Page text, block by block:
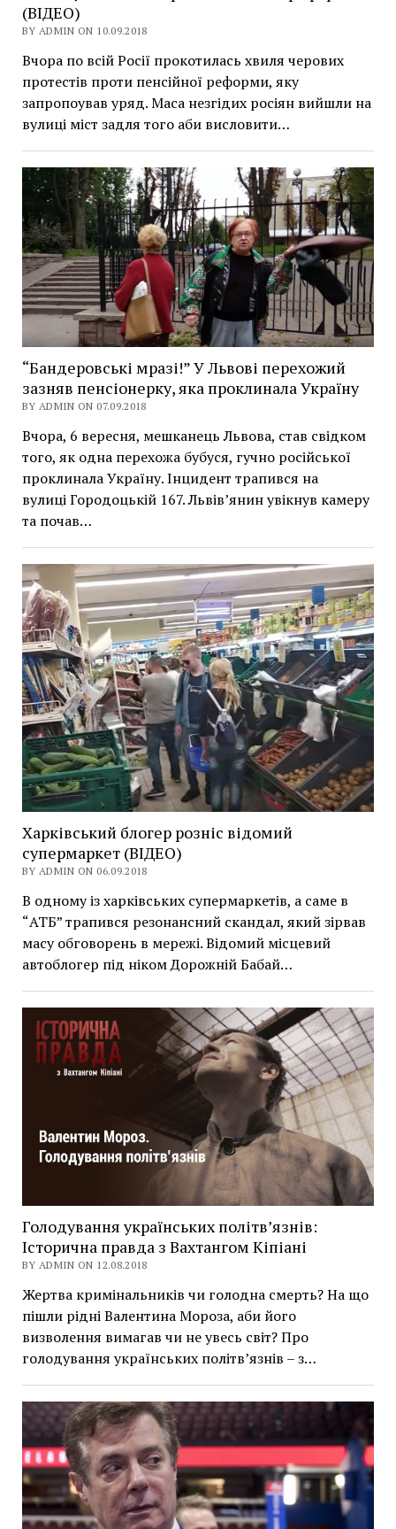
(ВІДЕО)
BY ADMIN ON 10.09.2018
Вчора по всій Росії прокотилась хвиля черових
протестів проти пенсійної реформи, яку
запропоував уряд. Маса незгідих росіян вийшли на
вулиці міст задля того аби висловити…
“Бандеровські мразі!” У Львові перехожий
зазняв пенсіонерку, яка проклинала Україну
BY ADMIN ON 07.09.2018
Вчора, 6 вересня, мешканець Львова, став свідком
того, як одна перехожа бубуся, гучно російської
проклинала Україну. Інцидент трапився на
вулиці Городоцькій 167. Львів’янин увікнув камеру
та почав…
Харківський блогер розніс відомий
супермаркет (ВІДЕО)
BY ADMIN ON 06.09.2018
В одному із харківських супермаркетів, а саме в
“АТБ” трапився резонансний скандал, який зірвав
масу обговорень в мережі. Відомий місцевий
автоблогер під ніком Дорожній Бабай…
Голодування українських політв’язнів:
Історична правда з Вахтангом Кіпіані
BY ADMIN ON 12.08.2018
Жертва кримінальників чи голодна смерть? На що
пішли рідні Валентина Мороза, аби його
визволення вимагав чи не увесь світ? Про
голодування українських політв’язнів – з…